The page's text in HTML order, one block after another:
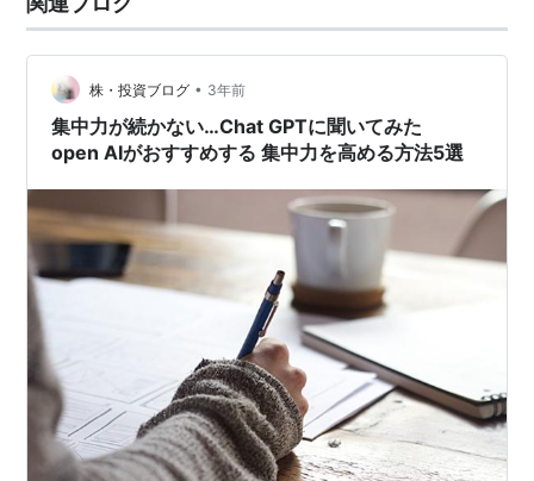
株・投資ブログ • 3年前
集中力が続かない…Chat GPTに聞いてみた
open AIがおすすめする 集中力を高める方法5選